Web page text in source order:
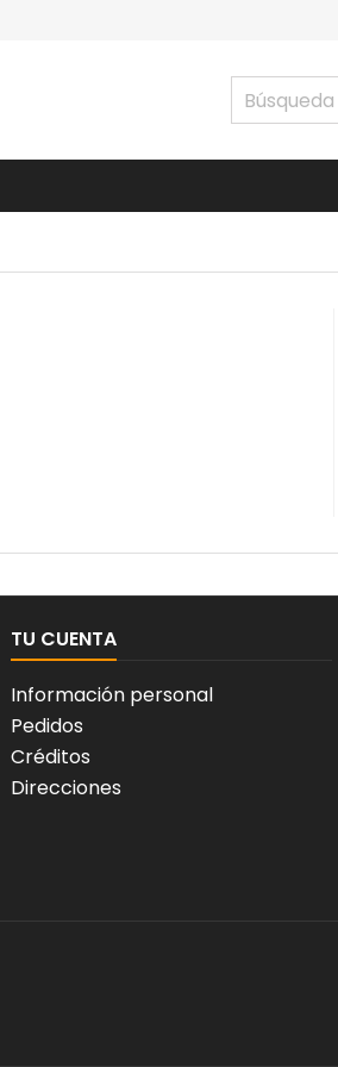
TU CUENTA
Información personal
Pedidos
Créditos
Direcciones